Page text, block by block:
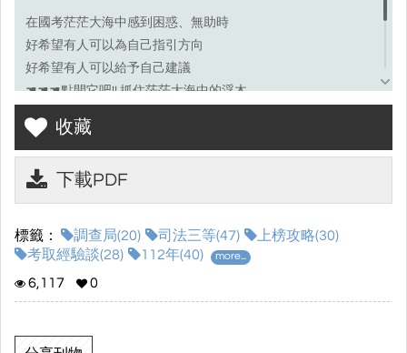
在國考茫茫大海中感到困惑、無助時
好希望有人可以為自己指引方向
好希望有人可以給予自己建議
☚☚☚點開它吧!! 抓住茫茫大海中的浮木
\\讀家補習班 讓你國考穩如山//
收藏
下載PDF
標籤： 調查局(20) 司法三等(47)
上榜攻略(30)
考取經驗談(28)
112年(40) more...
6,117 0